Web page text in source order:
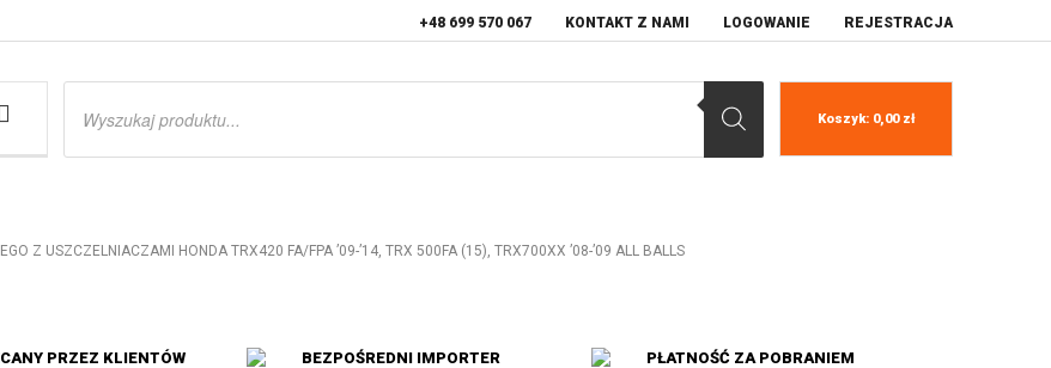
+48 699 570 067 KONTAKT Z NAMI LOGOWANIE REJESTRACJA
Wyszukiwarka
Koszyk: 0,00 zł
Z USZCZELNIACZAMI HONDA TRX420 FA/FPA ’09-’14, TRX 500FA (15), TRX700XX ’08-’09 ALL BALLS
PRZEZ KLIENTÓW BEZPOŚREDNI IMPORTER PŁATNOŚĆ ZA POBRANIEM